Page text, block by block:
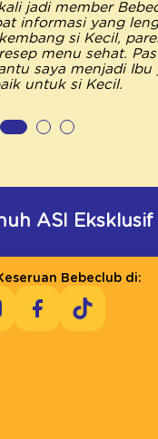
jadi member
informasi yang
si Kecil,
menu sehat.
saya menjadi Ibu
untuk si Kecil.
ASI Eksklusif
Bebeclub di: